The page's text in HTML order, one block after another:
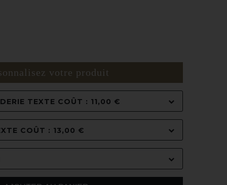
votre produit
TEXTE COÛT : 11,00 €
COÛT : 13,00 €